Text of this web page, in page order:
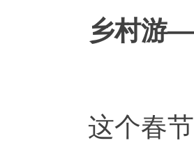
乡村游
这个春